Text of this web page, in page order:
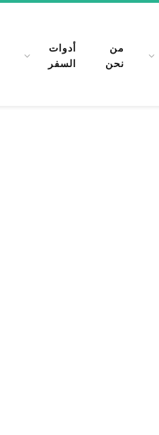
من
نحن
أدوات
السفر